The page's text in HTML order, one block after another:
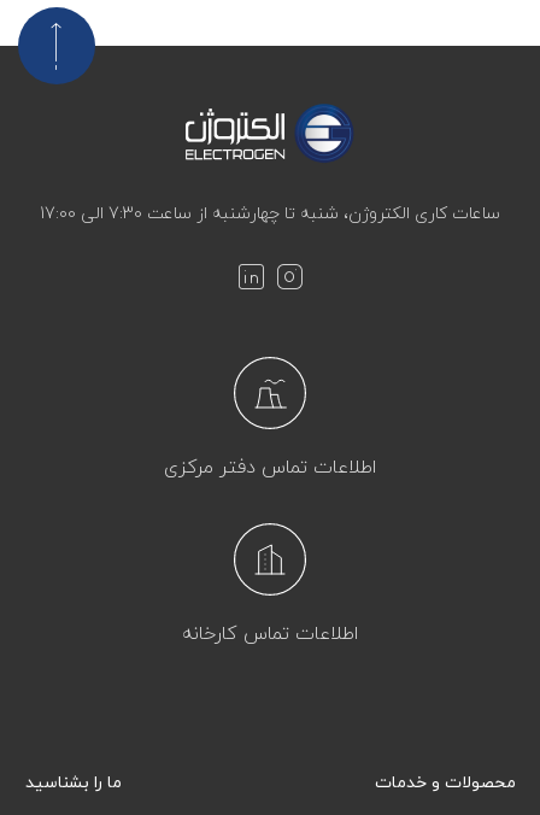
ساعات کاری الکتروژن، شنبه تا چهارشنبه از ساعت 7:30 الی 17:00
اطلاعات تماس دفتر مرکزی
اطلاعات تماس کارخانه
محصولات و خدمات ما را بشناسید